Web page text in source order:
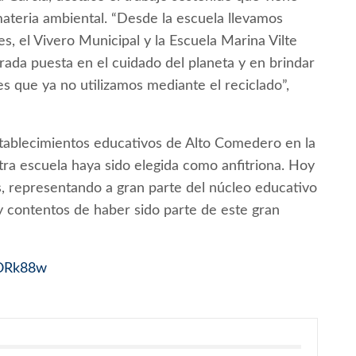
ambiental. “Desde la escuela llevamos
el Vivero Municipal y la Escuela Marina Vilte
puesta en el cuidado del planeta y en brindar
que ya no utilizamos mediante el reciclado”,
educativos de Alto Comedero en la
escuela haya sido elegida como anfitriona. Hoy
representando a gran parte del núcleo educativo
de haber sido parte de este gran